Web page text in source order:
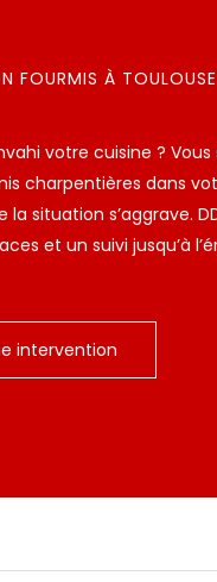
FOURMIS À
votre cuisine ? Vous
charpentières dans
la situation s’aggrave.
et un suivi jusqu’à
intervention